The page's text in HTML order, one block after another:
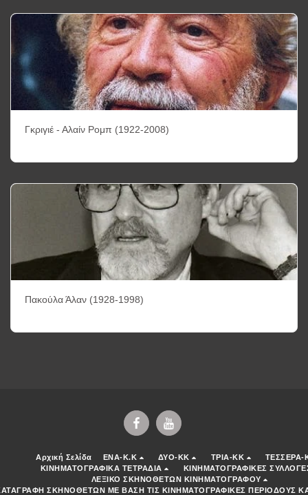
Γκριγιέ - Αλαίν Ρομπ (1922-2008)
Πακούλα Άλαν (1928-1998)
Αρχική Σελίδα ENA-K.K ΔΥΟ-ΚΚ ΤΡΙΑ-ΚΚ
ΤΕΣΣΕΡΑ-
ΚΙΝΗΜΑΤΟΓΡΑΦΙΚΑ ΤΕΤΡΑΔΙΑ
ΚΙΝΗΜΑΤΟΓΡΑΦΙΚΕΣ
ΛΕΞΙΚΟ ΣΚΗΝΟΘΕΤΩΝ ΚΙΝΗΜΑΤΟΓΡΑΦΟΥ
ΣΚΗΝΟΘΕΤΩΝ ΜΕ ΒΑΣΗ ΤΙΣ ΚΙΝΗΜΑΤΟΓΡΑΦΙΚΕΣ ΠΕΡΙΟΔΟΥΣ